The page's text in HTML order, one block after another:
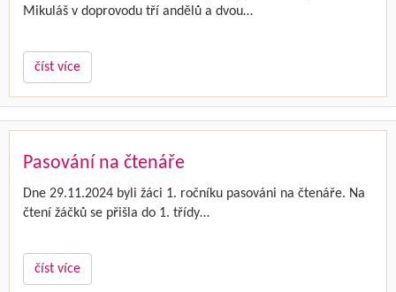
Mikuláš v doprovodu tří andělů a dvou…
číst více
Pasování na čtenáře
Dne 29.11.2024 byli žáci 1. ročníku pasováni na čtenáře. Na
čtení žáčků se přišla do 1. třídy…
číst více